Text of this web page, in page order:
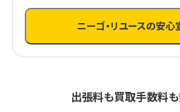
ニーゴ・リユースの安心
出張料も買取手数料